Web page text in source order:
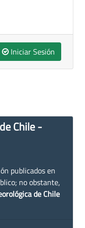
Iniciar Sesión
Chile -
publicados en
no obstante,
de Chile